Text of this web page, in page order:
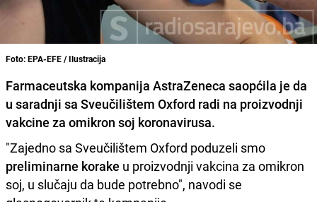
Foto: EPA-EFE / Ilustracija
Farmaceutska kompanija AstraZeneca saopćila je da
u saradnji sa Sveučilištem Oxford radi na proizvodnji
vakcine za omikron soj koronavirusa.
"Zajedno sa Sveučilištem Oxford poduzeli smo
preliminarne korake u proizvodnji vakcina za omikron
soj, u slučaju da bude potrebno", navodi se